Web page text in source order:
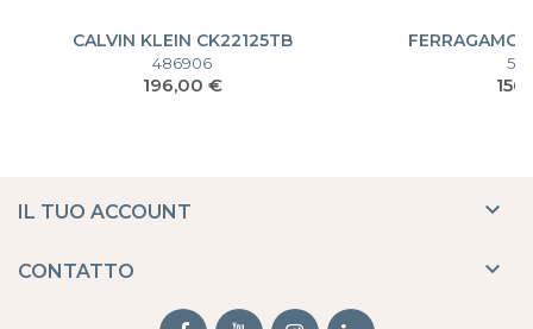
CALVIN KLEIN CK22125TB
486906
Prezzo
196,00 €
FERRAGAMO
IL TUO ACCOUNT 
CONTATTO 